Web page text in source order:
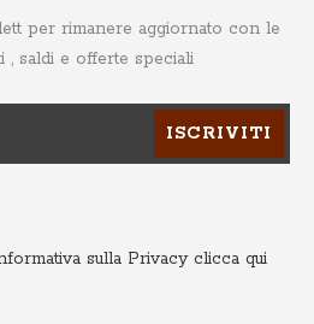
per rimanere aggiornato con le
saldi e offerte speciali
ISCRIVITI
sulla Privacyclicca qui